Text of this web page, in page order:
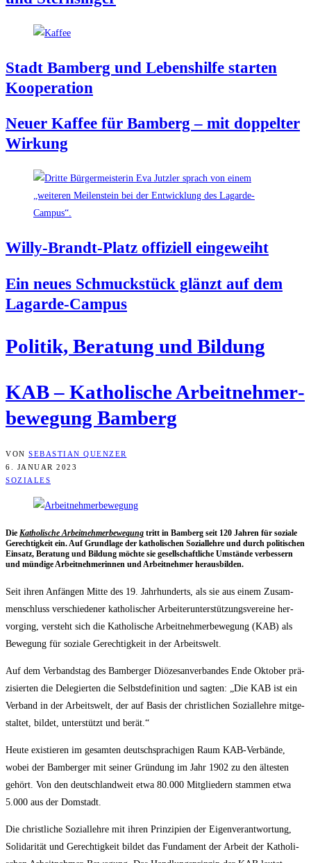
Stadt Bam­berg und Lebens­hil­fe star­ten
Kooperation
Neu­er Kaf­fee für Bam­berg – mit dop­pel­ter
Wirkung
Wil­ly-Brandt-Platz offi­zi­ell eingeweiht
Ein neu­es Schmuck­stück glänzt auf dem
Lagarde-Campus
Poli­tik, Bera­tung und Bildung
KAB – Katho­li­sche Arbeit­neh­mer­
be­we­gung Bamberg
VON SEBASTIAN QUENZER
6. JANUAR 2023
SOZIALES
Die Katho­li­sche Arbeit­neh­mer­be­we­gung tritt in Bam­berg seit 120 Jah­ren für sozia­le
Gerech­tig­keit ein. Auf Grund­la­ge der katho­li­schen Sozi­al­leh­re und durch poli­ti­schen
Ein­satz, Bera­tung und Bil­dung möch­te sie gesell­schaft­li­che Umstän­de ver­bes­sern
und mün­di­ge Arbeit­neh­me­rin­nen und Arbeit­neh­mer herausbilden.
Seit ihren Anfän­gen Mit­te des 19. Jahr­hun­derts, als sie aus einem Zusam­
men­schluss ver­schie­de­ner katho­li­scher Arbei­ter­un­ter­stüt­zungs­ver­ei­ne her­
vor­ging, ver­steht sich die Katho­li­sche Arbeit­neh­mer­be­we­gung (KAB) als
Bewe­gung für sozia­le Gerech­tig­keit in der Arbeitswelt.
Auf dem Ver­bands­tag des Bam­ber­ger Diö­ze­san­ver­ban­des Ende Okto­ber prä­
zi­sier­ten die Dele­gier­ten die Selbst­de­fi­ni­ti­on und sag­ten: „Die KAB ist ein
Ver­band in der Arbeits­welt, der auf Basis der christ­li­chen Sozi­al­leh­re mit­ge­
stal­tet, bil­det, unter­stützt und berät.“
Heu­te exis­tie­ren im gesam­ten deutsch­spra­chi­gen Raum KAB-Ver­bän­de,
wobei der Bam­ber­ger mit sei­ner Grün­dung im Jahr 1902 zu den ältes­ten
gehört. Von den deutsch­land­weit etwa 80.000 Mit­glie­dern stam­men etwa
5.000 aus der Domstadt.
Die christ­li­che Sozi­al­leh­re mit ihren Prin­zi­pi­en der Eigen­ver­ant­wor­tung,
Soli­da­ri­tät und Gerech­tig­keit bil­det das Fun­da­ment der Arbeit der Katho­li­